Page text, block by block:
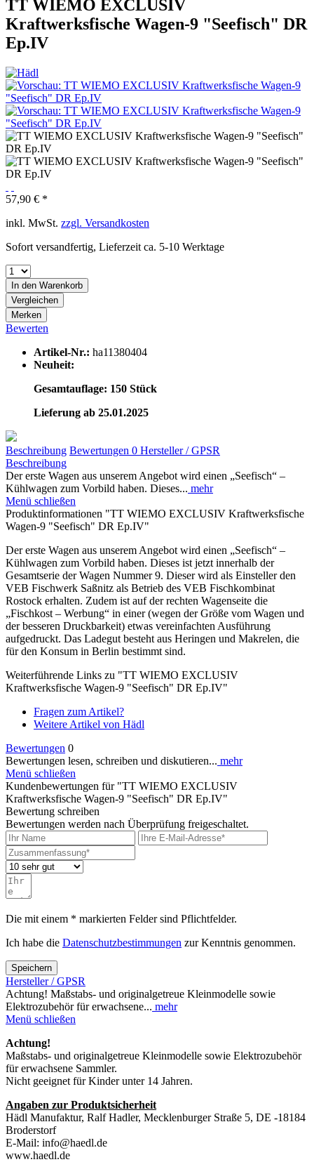
TT WIEMO EXCLUSIV
Kraftwerksfische Wagen-9 "Seefisch" DR
Ep.IV
57,90 € *
inkl. MwSt. zzgl. Versandkosten
Sofort versandfertig, Lieferzeit ca. 5-10 Werktage
In den Warenkorb
Vergleichen
Merken
Bewerten
Artikel-Nr.: ha11380404
Neuheit:
Gesamtauflage: 150 Stück
Lieferung ab 25.01.2025
Beschreibung Bewertungen 0 Hersteller / GPSR
Beschreibung
Der erste Wagen aus unserem Angebot wird einen „Seefisch“ –
Kühlwagen zum Vorbild haben. Dieses... mehr
Menü schließen
Produktinformationen "TT WIEMO EXCLUSIV Kraftwerksfische
Wagen-9 "Seefisch" DR Ep.IV"
Der erste Wagen aus unserem Angebot wird einen „Seefisch“ –
Kühlwagen zum Vorbild haben. Dieses ist jetzt innerhalb der
Gesamtserie der Wagen Nummer 9. Dieser wird als Einsteller den
VEB Fischwerk Saßnitz als Betrieb des VEB Fischkombinat
Rostock erhalten. Zudem ist auf der rechten Wagenseite die
„Fischkost – Werbung“ in einer (wegen der Größe vom Wagen und
der besseren Druckbarkeit) etwas vereinfachten Ausführung
aufgedruckt. Das Ladegut besteht aus Heringen und Makrelen, die
für den Konsum in Berlin bestimmt sind.
Weiterführende Links zu "TT WIEMO EXCLUSIV
Kraftwerksfische Wagen-9 "Seefisch" DR Ep.IV"
Fragen zum Artikel?
Weitere Artikel von Hädl
Bewertungen 0
Bewertungen lesen, schreiben und diskutieren... mehr
Menü schließen
Kundenbewertungen für "TT WIEMO EXCLUSIV
Kraftwerksfische Wagen-9 "Seefisch" DR Ep.IV"
Bewertung schreiben
Bewertungen werden nach Überprüfung freigeschaltet.
Die mit einem * markierten Felder sind Pflichtfelder.
Ich habe die Datenschutzbestimmungen zur Kenntnis genommen.
Speichern
Hersteller / GPSR
Achtung! Maßstabs- und originalgetreue Kleinmodelle sowie
Elektrozubehör für erwachsene... mehr
Menü schließen
Achtung!
Maßstabs- und originalgetreue Kleinmodelle sowie Elektrozubehör
für erwachsene Sammler.
Nicht geeignet für Kinder unter 14 Jahren.
Angaben zur Produktsicherheit
Hädl Manufaktur, Ralf Hadler, Mecklenburger Straße 5, DE -18184
Broderstorf
E-Mail: info@haedl.de
www.haedl.de